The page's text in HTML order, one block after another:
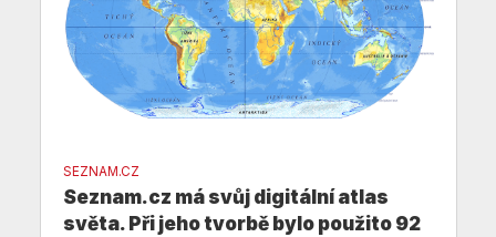
SEZNAM.CZ
Seznam.cz má svůj digitální atlas
světa. Při jeho tvorbě bylo použito 92